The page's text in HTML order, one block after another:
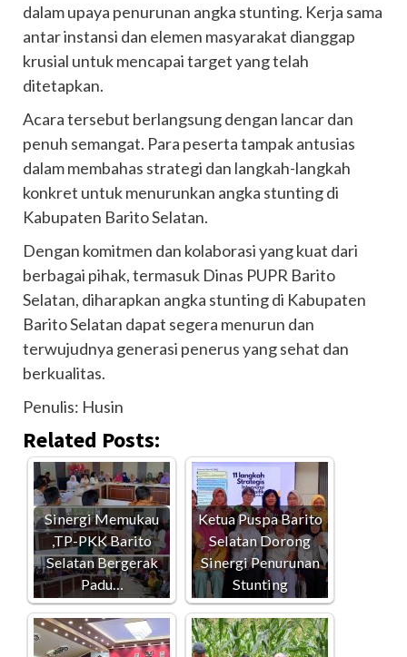
dalam upaya penurunan angka stunting. Kerja sama
antar instansi dan elemen masyarakat dianggap
krusial untuk mencapai target yang telah
ditetapkan.
Acara tersebut berlangsung dengan lancar dan
penuh semangat. Para peserta tampak antusias
dalam membahas strategi dan langkah-langkah
konkret untuk menurunkan angka stunting di
Kabupaten Barito Selatan.
Dengan komitmen dan kolaborasi yang kuat dari
berbagai pihak, termasuk Dinas PUPR Barito
Selatan, diharapkan angka stunting di Kabupaten
Barito Selatan dapat segera menurun dan
terwujudnya generasi penerus yang sehat dan
berkualitas.
Penulis: Husin
Related Posts:
Sinergi Memukau
,TP-PKK Barito
Selatan Bergerak
Padu…
Ketua Puspa Barito
Selatan Dorong
Sinergi Penurunan
Stunting